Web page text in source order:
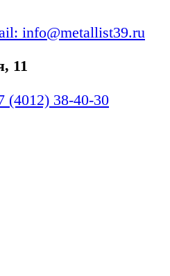
info@metallist39.ru
11
(4012) 38-40-30